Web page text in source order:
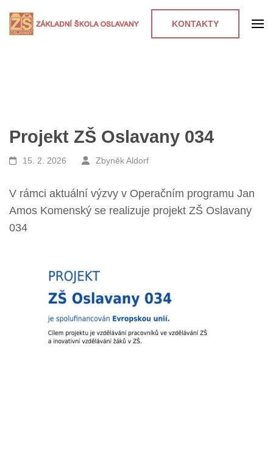
KONTAKTY
Projekt ZŠ Oslavany 034
15. 2. 2026 Zbyněk Aldorf
V rámci aktuální výzvy v Operačním programu Jan
Amos Komenský se realizuje projekt ZŠ Oslavany
034